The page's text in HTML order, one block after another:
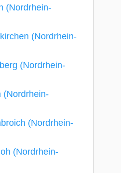
(Nordrhein-
(Nordrhein-
(Nordrhein-
(Nordrhein-
(Nordrhein-
(Nordrhein-